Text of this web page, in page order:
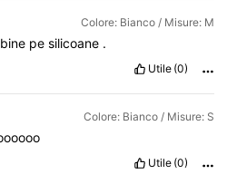
Colore: Bianco / Misure: M
bine pesilicoane .
Utile (0)
Colore: Bianco / Misure: S
Utile (0)